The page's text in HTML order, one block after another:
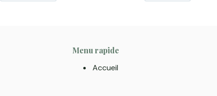
Menu rapide
Accueil